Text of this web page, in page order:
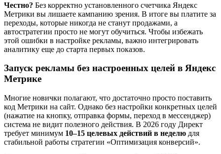
Честно? Без корректно установленного счетчика Яндекс
Метрики вы лишаете кампанию зрения. В итоге вы платите за
переходы, которые никогда не станут продажами, а
автостратегии просто не могут обучиться. Чтобы избежать
этой ошибки в настройке рекламы, важно интегрировать
аналитику еще до старта первых показов.
Запуск рекламы без настроенных целей в Яндекс
Метрике
Многие новички полагают, что достаточно просто поставить
код Метрики на сайт. Однако без настройки конкретных целей
(нажатие на кнопку, отправка формы, переход в мессенджер)
система не видит полезного действия. В 2026 году Директ
требует минимум 10–15 целевых действий в неделю для
стабильной работы стратегии «Оптимизация конверсий».